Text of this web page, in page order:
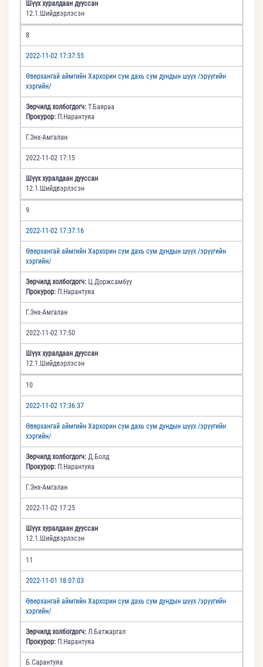
Шүүх хуралдаан дууссан
12.1.Шийдвэрлэсэн
8
2022-11-02 17:37:55
Өвөрхангай аймгийн Хархорин сум дахь сум дундын шүүх /эрүүгийн
хэргийн/
Зөрчилд холбогдогч: Т.Баяраа
Прокурор: П.Нарантуяа
Г.Энх-Амгалан
2022-11-02 17:15
Шүүх хуралдаан дууссан
12.1.Шийдвэрлэсэн
9
2022-11-02 17:37:16
Өвөрхангай аймгийн Хархорин сум дахь сум дундын шүүх /эрүүгийн
хэргийн/
Зөрчилд холбогдогч: Ц.Доржсамбуу
Прокурор: П.Нарантуяа
Г.Энх-Амгалан
2022-11-02 17:50
Шүүх хуралдаан дууссан
12.1.Шийдвэрлэсэн
10
2022-11-02 17:36:37
Өвөрхангай аймгийн Хархорин сум дахь сум дундын шүүх /эрүүгийн
хэргийн/
Зөрчилд холбогдогч: Д.Болд
Прокурор: П.Нарантуяа
Г.Энх-Амгалан
2022-11-02 17:25
Шүүх хуралдаан дууссан
12.1.Шийдвэрлэсэн
11
2022-11-01 18:07:03
Өвөрхангай аймгийн Хархорин сум дахь сум дундын шүүх /эрүүгийн
хэргийн/
Зөрчилд холбогдогч: Л.Батжаргал
Прокурор: П.Нарантуяа
Б.Сарантуяа